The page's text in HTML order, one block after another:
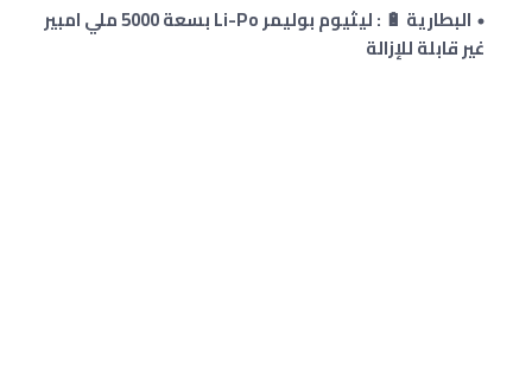
البطارية 🔋 : ليثيوم بوليمر Li-Po بسعة 5000 ملي امبير
غير قابلة للإزالة